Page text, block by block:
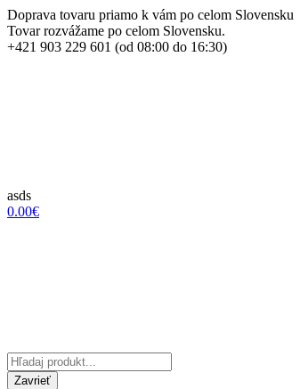
Doprava tovaru priamo k vám po celom Slovensku
Tovar rozvážame po celom Slovensku.
+421 903 229 601 (od 08:00 do 16:30)
asds
0.00€
Zavrieť